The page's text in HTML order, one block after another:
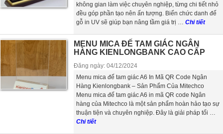
không gian làm việc chuyên nghiệp, từng chi tiết nhỏ
đều góp phần tạo nên ấn tượng. Biển chức danh đế
gỗ in UV sẽ giúp bạn nâng tầm giá trị … Chi tiết
MENU MICA ĐẾ TAM GIÁC NGÂN
HÀNG KIENLONGBANK CAO CẤP
Đăng ngày: 04/12/2024
Menu mica đế tam giác A6 In Mã QR Code Ngân
Hàng Kienlongbank – Sản Phẩm Của Mitechco
Menu mica đế tam giác A6 in mã QR code Ngân
hàng của Mitechco là một sản phẩm hoàn hảo tạo sự
thuận tiện và chuyên nghiệp. Đây là giải pháp tối …
Chi tiết